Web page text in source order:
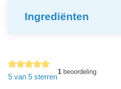
Ingrediënten
Gemiddelde waardering van 5 van
5 van 5 sterren
1beoordeling